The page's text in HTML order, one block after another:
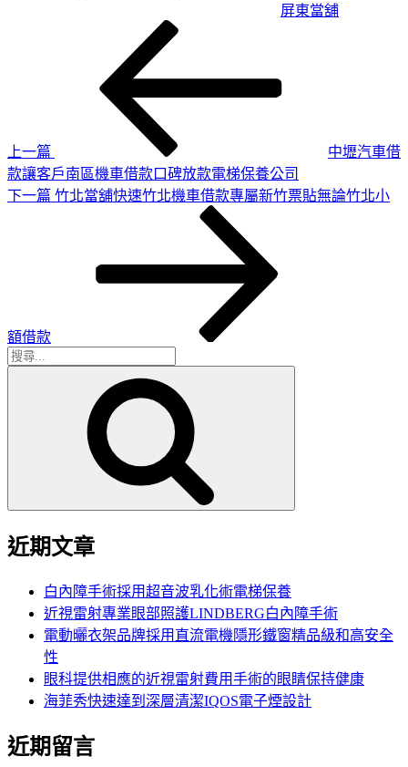
屏東當舖
上一篇
中壢汽車借
款讓客戶南區機車借款口碑放款電梯保養公司
下
下一篇 竹北當舖快速竹北機車借款專屬新竹票貼無論竹北小
額借款
搜
近期文章
白內障手術採用超音波乳化術電梯保養
近視雷射專業眼部照護LINDBERG白內障手術
電動曬衣架品牌採用直流電機隱形鐵窗精品級和高安全
性
眼科提供相應的近視雷射費用手術的眼睛保持健康
海菲秀快速達到深層清潔IQOS電子煙設計
近期留言